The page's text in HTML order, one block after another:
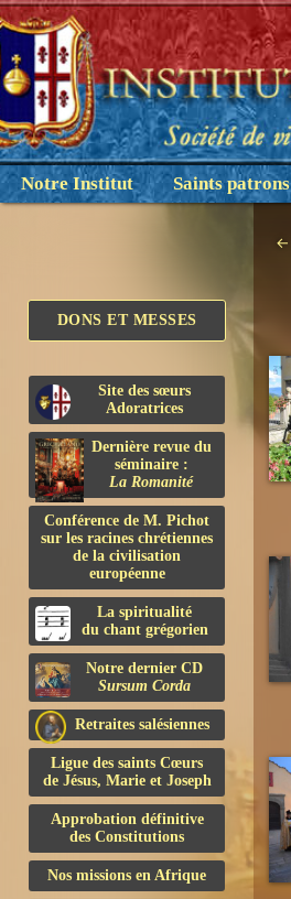
Notre Institut Saints patrons
DONS ET MESSES
Site des sœurs
Adoratrices
Dernière revue du
séminaire :
La Romanité
Conférence de M. Pichot
sur les racines chrétiennes
de la civilisation
européenne
La spiritualité
du chant grégorien
Notre dernier CD
Sursum Corda
Retraites salésiennes
Ligue des saints Cœurs
de Jésus, Marie et Joseph
Approbation définitive
des Constitutions
Nos missions en Afrique
←